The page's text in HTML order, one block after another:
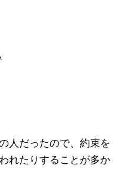
人だったので、約束を
れたりすることが多か